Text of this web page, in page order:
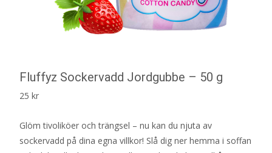
Fluffyz Sockervadd Jordgubbe – 50 g
25 kr
Glöm tivoliköer och trängsel – nu kan du njuta av
sockervadd på dina egna villkor! Slå dig ner hemma i soffan